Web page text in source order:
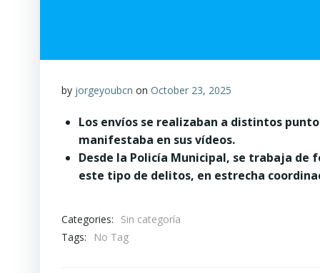
by jorgeyoubcn on October 23, 2025
Los envíos se realizaban a distintos
manifestaba en sus vídeos.
Desde la Policía Municipal, se trabaja
este tipo de delitos, en estrecha
Categories:
Sin categoría
Tags:
No Tag